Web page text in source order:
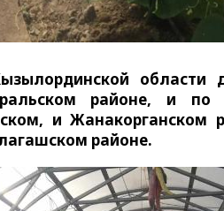
районе, и по
и Жанакорганском
районе.